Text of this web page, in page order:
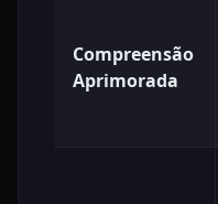
Compreensão
Aprimorada